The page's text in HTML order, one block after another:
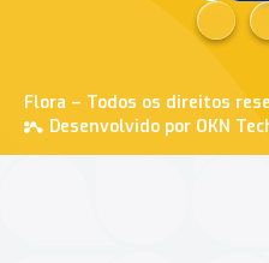
Flora – Todos os direitos
Desenvolvido por OKN